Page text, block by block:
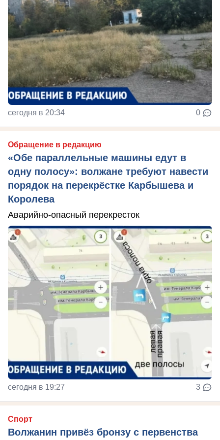
сегодня в 20:34 0
Обращение в редакцию
«Обе параллельные машины едут в
одну полосу»: волжане требуют навести
порядок на перекрёстке Карбышева и
Королева
Аварийно-опасный перекресток
сегодня в 19:27 3
Спорт
Волжанин привёз бронзу с первенства